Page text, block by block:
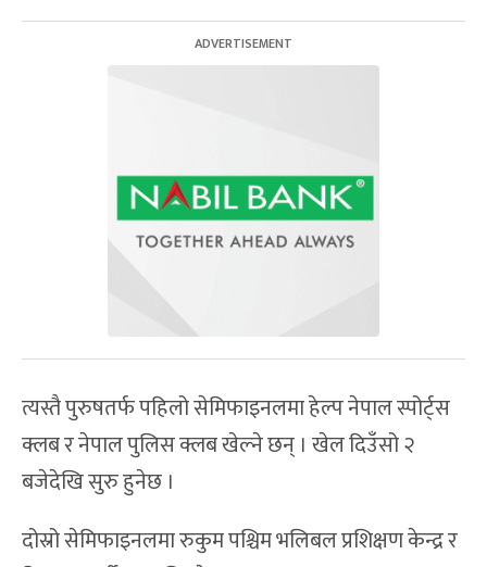
त्यस्तै पुरुषतर्फ पहिलो सेमिफाइनलमा हेल्प नेपाल स्पोर्ट्स
क्लब र नेपाल पुलिस क्लब खेल्ने छन् । खेल दिउँसो २
बजेदेखि सुरु हुनेछ ।